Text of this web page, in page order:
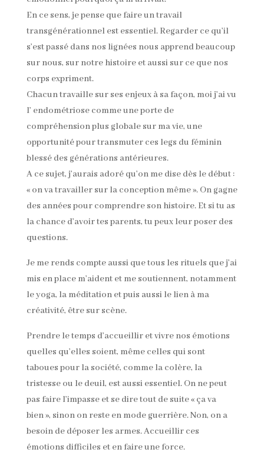
En ce sens, je pense que faire un travail
transgénérationnel est essentiel. Regarder ce qu’il
s’est passé dans nos lignées nous apprend beaucoup
sur nous, sur notre histoire et aussi sur ce que nos
corps expriment.
Chacun travaille sur ses enjeux à sa façon, moi j’ai vu
l’ endométriose comme une porte de
compréhension plus globale sur ma vie, une
opportunité pour transmuter ces legs du féminin
blessé des générations antérieures.
A ce sujet, j’aurais adoré qu’on me dise dès le début :
« on va travailler sur la conception même ». On gagne
des années pour comprendre son histoire. Et si tu as
la chance d’avoir tes parents, tu peux leur poser des
questions.
Je me rends compte aussi que tous les rituels que j’ai
mis en place m’aident et me soutiennent, notamment
le yoga, la méditation et puis aussi le lien à ma
créativité, être sur scène.
Prendre le temps d’accueillir et vivre nos émotions
quelles qu’elles soient, même celles qui sont
taboues pour la société, comme la colère, la
tristesse ou le deuil, est aussi essentiel. On ne peut
pas faire l’impasse et se dire tout de suite « ça va
bien », sinon on reste en mode guerrière. Non, on a
besoin de déposer les armes. Accueillir ces
émotions difficiles et en faire une force.